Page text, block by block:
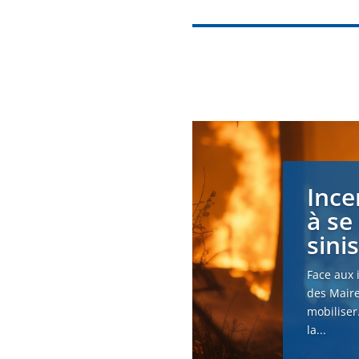
à
Face
des
la...